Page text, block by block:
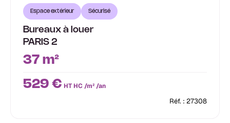
Espace extérieur Sécurisé
Bureaux à louer
PARIS 2
37 m²
529 € HT HC /m² /an
Réf. : 27308